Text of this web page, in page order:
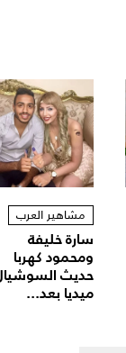
مشاهير العرب
سارة خليفة
ومحمود كهربا
حديث
ميديا بعد...